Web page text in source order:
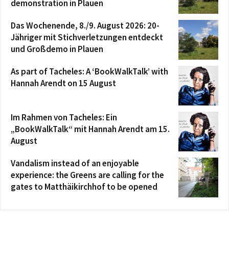
demonstration in Plauen
Das Wochenende, 8./9. August 2026: 20-
Jähriger mit Stichverletzungen entdeckt
und Großdemo in Plauen
As part of Tacheles: A ‘BookWalkTalk’ with
Hannah Arendt on 15 August
Im Rahmen von Tacheles: Ein
„BookWalkTalk“ mit Hannah Arendt am 15.
August
Vandalism instead of an enjoyable
experience: the Greens are calling for the
gates to Matthäikirchhof to be opened